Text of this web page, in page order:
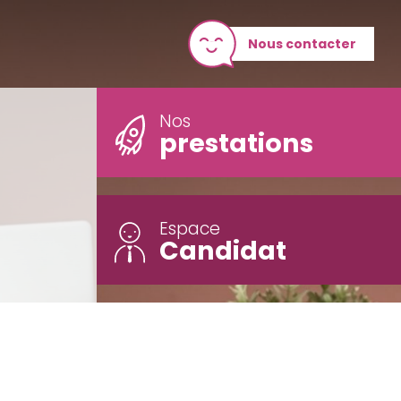
Nous contacter
Nos
prestations
Espace
Candidat